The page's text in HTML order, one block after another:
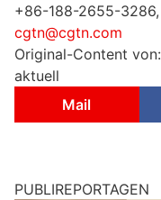
+86-188-2655-3286,
cgtn@cgtn.com
Original-Content
aktuell
Mail
PUBLIREPORTAGEN